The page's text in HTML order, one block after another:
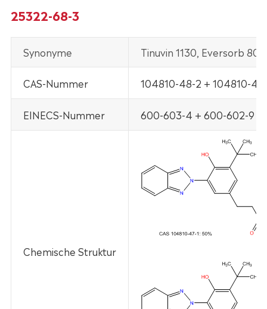
25322-68-3
Synonyme Tinuvin 1130, Eversorb 80,
CAS-Nummer 104810-48-2 + 104810-
EINECS-Nummer 600-603-4 + 600-602-9 +
Chemische Struktur